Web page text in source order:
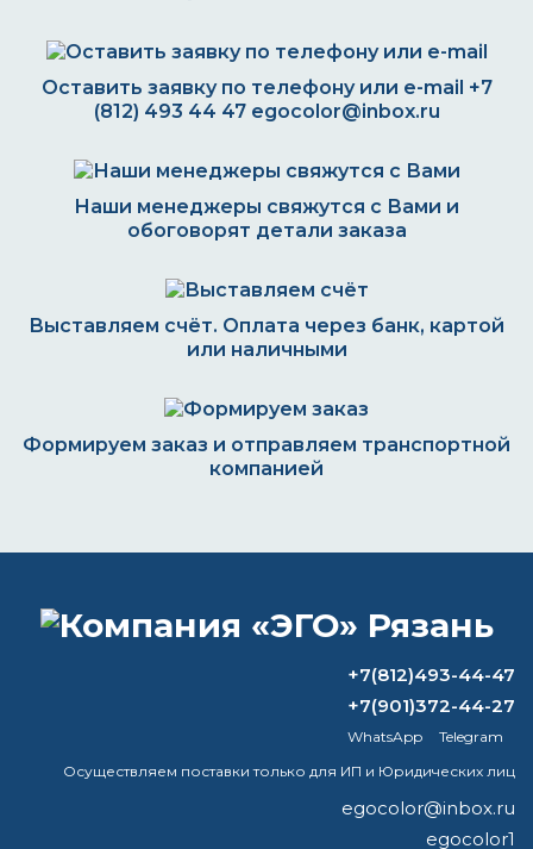
Оставить заявку по телефону или e-mail +7
(812) 493 44 47 egocolor@inbox.ru
Наши менеджеры свяжутся с Вами и
обоговорят детали заказа
Выставляем счёт. Оплата через банк, картой
или наличными
Формируем заказ и отправляем транспортной
компанией
Как развести строительную эмаль:
Что такое цинковый грунт?
+7(812)493-44-47
+7(901)372-44-27
WhatsApp
Telegram
Осуществляем поставки только для ИП и Юридических лиц
egocolor@inbox.ru
egocolor1